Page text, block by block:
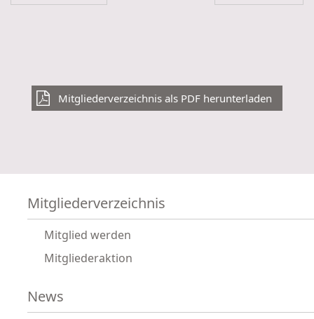
Mitgliederverzeichnis als PDF herunterladen
Mitgliederverzeichnis
Mitglied werden
Mitgliederaktion
News